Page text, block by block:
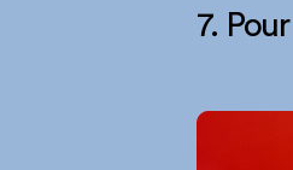
7.